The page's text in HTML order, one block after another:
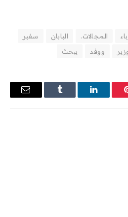
المجالات. اليابان
سفير
ووفد يبحث
بينتيريستلينكدإن Tumblr
البريد